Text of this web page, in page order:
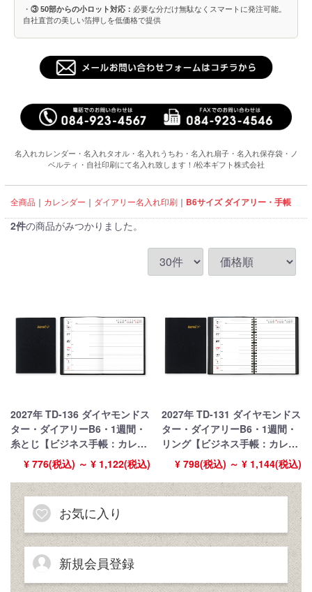
・ ③ 50部からの小ロット対応： 必要な分だけ無駄なくスマートに発注可能。
自社直営の美しい箔押しを低価格で提供
名入れカレンダー・名入れタオル・名入れうちわ・名入れ扇子・名入れ保存袋・ノ
ベルティ・自社印刷にて名入れ致します！/松本ギフト株式会社
全商品 カレンダー ダイアリー名入れ印刷 B6サイズ ダイアリー・手帳
2件の商品がみつかりました。
2027年 TD-136 ダイヤモンドス
ター・ダイアリーB6・1週間・
糸とじ【ビジネス手帳：カレン
ダー】【名入れ印刷 無印50部
¥ 776(税込) ～ ¥ 1,122(税込)
2027年 TD-131 ダイヤモンドス
ター・ダイアリーB6・1週間・
リング【ビジネス手帳：カレン
ダー】【名入れ印刷 無印50部
¥ 798(税込) ～ ¥ 1,144(税込)
お気に入り
新規会員登録